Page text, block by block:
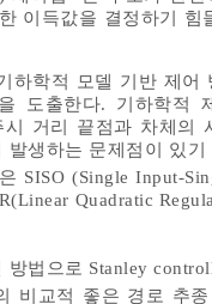
이득값을 결정하기
하학적 모델 기반 제
도출한다. 기하학적
거리 끝점과 차체의
생하는 문제점이 있
은 SISO (Single Input-
Quadratic
방법으로 Stanley
비교적 좋은 경로 추